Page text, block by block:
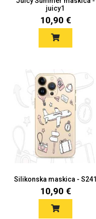
juicy1
10,90 €
Silikonska maskica - S241
10,90 €
Gaming motivi
Sportski motivi